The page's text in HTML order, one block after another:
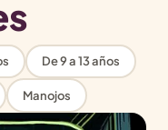
De 9 a 13 años
Manojos